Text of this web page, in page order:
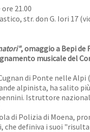
21.00
str. don G. Iori 17
, omaggio a Bepi
musicale del
di Ponte nelle Alpi
alpinista, ha salito
Istruttore
di Polizia di Moena,
che definiva i suoi